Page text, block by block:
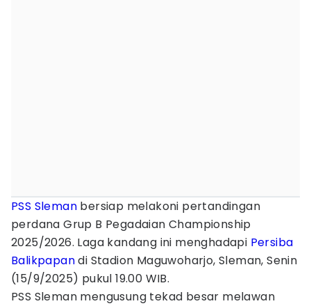
PSS Sleman bersiap melakoni pertandingan
perdana Grup B Pegadaian Championship
2025/2026. Laga kandang ini menghadapi Persiba
Balikpapandi Stadion Maguwoharjo, Sleman, Senin
(15/9/2025) pukul 19.00 WIB.
PSS Sleman mengusung tekad besar melawan